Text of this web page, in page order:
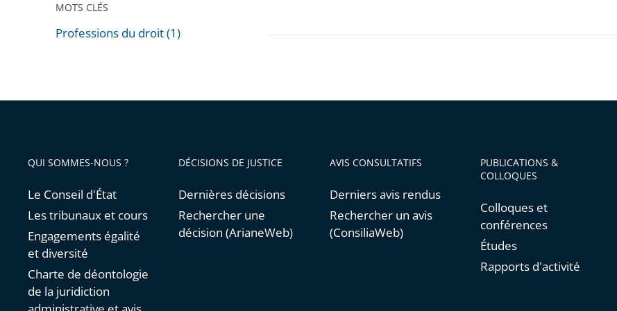
MOTS CLÉS
Professions du droit (1)
enjeux
»
QUI SOMMES-NOUS ?
Le Conseil d'État
Les tribunaux et cours
Engagements égalité
et diversité
Charte de déontologie
de la juridiction
DÉCISIONS DE JUSTICE
Dernières décisions
Rechercher une
décision (ArianeWeb)
AVIS CONSULTATIFS
Derniers avis rendus
Rechercher un avis
(ConsiliaWeb)
PUBLICATIONS &
COLLOQUES
Colloques et
conférences
Études
Rapports d'activité